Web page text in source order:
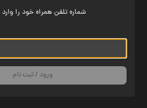
شماره تلفن همراه خود را وارد
ورود / ثبت نام